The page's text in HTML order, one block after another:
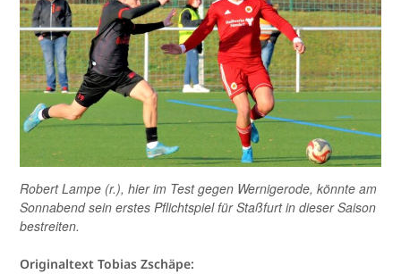
Robert Lampe (r.), hier im Test gegen Wernigerode, könnte am
Sonnabend sein erstes Pflichtspiel für Staßfurt in dieser Saison
bestreiten.
Originaltext Tobias Zschäpe: